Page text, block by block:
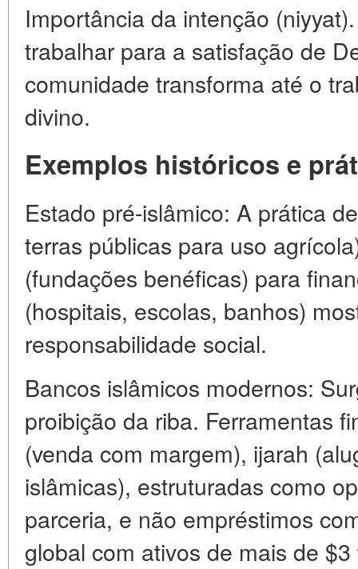
Importância da intenção
trabalhar para a satisfação de
comunidade transforma até o
divino.
Exemplos históricos e
Estado pré-islâmico: A prática
terras públicas para uso
(fundações benéficas) para
(hospitais, escolas, banhos)
responsabilidade social.
Bancos islâmicos modernos:
proibição da riba. Ferramentas
(venda com margem), ijarah
islâmicas), estruturadas como
parceria, e não empréstimos
global com ativos de mais de